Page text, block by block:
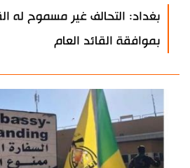
بغداد: التحالف غير مسموح له
بموافقة القائد العام